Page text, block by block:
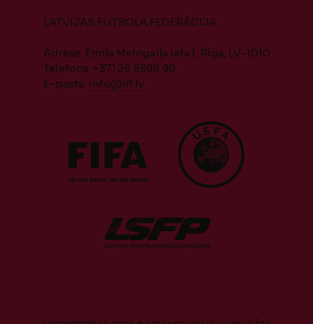
LATVIJAS FUTBOLA FEDERĀCIJA
Adrese: Emiļa Melngaiļa iela 1, Rīga, LV-1010
Telefons: +371 28 5598 98
E-pasts: info@lff.lv